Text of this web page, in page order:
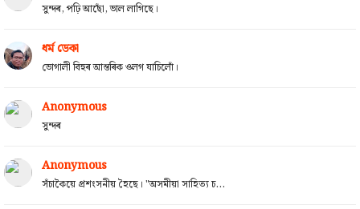
সুন্দৰ, পঢ়ি আছোঁ, ভাল লাগিছে।
ধৰ্ম ডেকা
ভোগালী বিহুৰ আন্তৰিক ওলগ যাচিলোঁ।
Anonymous
সুন্দৰ
Anonymous
সঁচাকৈয়ে প্ৰশংসনীয় হৈছে। "অসমীয়া সাহিত্য চ...